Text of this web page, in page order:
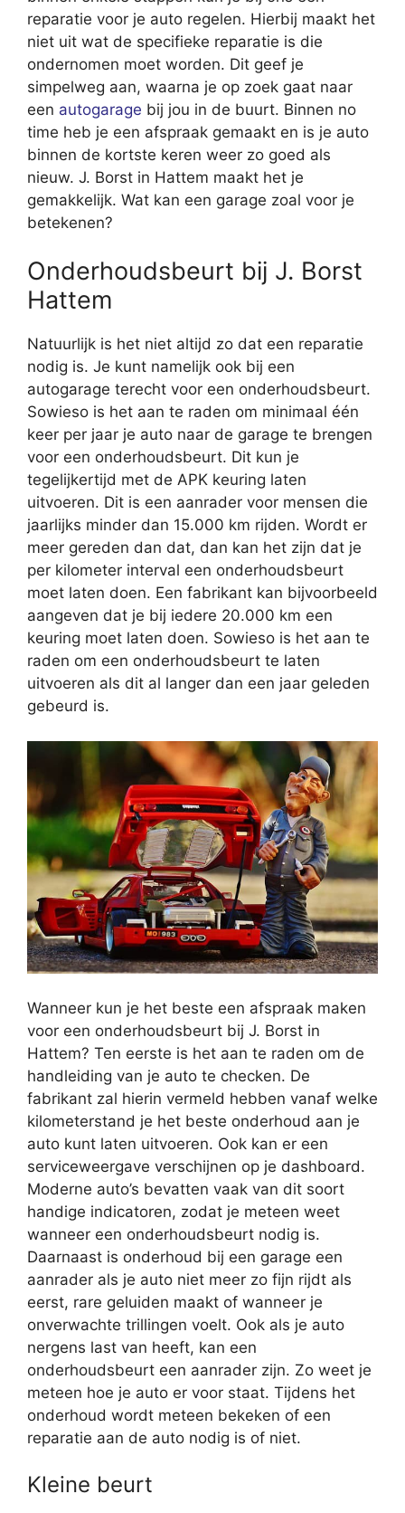
reparatie voor je auto regelen. Hierbij maakt het
niet uit wat de specifieke reparatie is die
ondernomen moet worden. Dit geef je
simpelweg aan, waarna je op zoek gaat naar
een autogarage bij jou in de buurt. Binnen no
time heb je een afspraak gemaakt en is je auto
binnen de kortste keren weer zo goed als
nieuw. J. Borst in Hattem maakt het je
gemakkelijk. Wat kan een garage zoal voor je
betekenen?
Onderhoudsbeurt bij J. Borst
Hattem
Natuurlijk is het niet altijd zo dat een reparatie
nodig is. Je kunt namelijk ook bij een
autogarage terecht voor een onderhoudsbeurt.
Sowieso is het aan te raden om minimaal één
keer per jaar je auto naar de garage te brengen
voor een onderhoudsbeurt. Dit kun je
tegelijkertijd met de APK keuring laten
uitvoeren. Dit is een aanrader voor mensen die
jaarlijks minder dan 15.000 km rijden. Wordt er
meer gereden dan dat, dan kan het zijn dat je
per kilometer interval een onderhoudsbeurt
moet laten doen. Een fabrikant kan bijvoorbeeld
aangeven dat je bij iedere 20.000 km een
keuring moet laten doen. Sowieso is het aan te
raden om een onderhoudsbeurt te laten
uitvoeren als dit al langer dan een jaar geleden
gebeurd is.
Wanneer kun je het beste een afspraak maken
voor een onderhoudsbeurt bij J. Borst in
Hattem? Ten eerste is het aan te raden om de
handleiding van je auto te checken. De
fabrikant zal hierin vermeld hebben vanaf welke
kilometerstand je het beste onderhoud aan je
auto kunt laten uitvoeren. Ook kan er een
serviceweergave verschijnen op je dashboard.
Moderne auto’s bevatten vaak van dit soort
handige indicatoren, zodat je meteen weet
wanneer een onderhoudsbeurt nodig is.
Daarnaast is onderhoud bij een garage een
aanrader als je auto niet meer zo fijn rijdt als
eerst, rare geluiden maakt of wanneer je
onverwachte trillingen voelt. Ook als je auto
nergens last van heeft, kan een
onderhoudsbeurt een aanrader zijn. Zo weet je
meteen hoe je auto er voor staat. Tijdens het
onderhoud wordt meteen bekeken of een
reparatie aan de auto nodig is of niet.
Kleine beurt